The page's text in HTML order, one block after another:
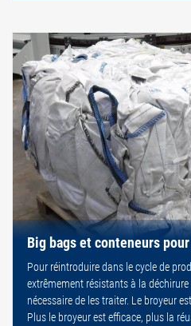
Big bags et conteneurs
Pour réintroduire dans le cycle de
extrêmement résistants à la
nécessaire de les traiter. Le broyeur
Plus le broyeur est efficace, plus la